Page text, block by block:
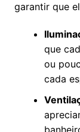
garantir que
que
ou
cada